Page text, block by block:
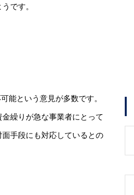
です。
能という意見が多数です。
繰りが急な事業者にとって
手段にも対応しているとの